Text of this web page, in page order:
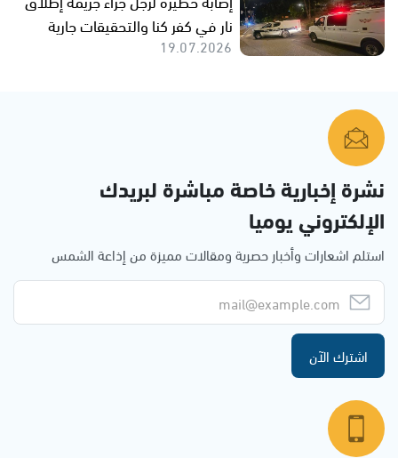
نار في كفر كنا والتحقيقات جارية
19.07.2026
نشرة إخبارية خاصة مباشرة لبريدك
الإلكتروني يوميا
استلم اشعارات وأخبار حصرية ومقالات مميزة من إذاعة الشمس
اشترك الآن